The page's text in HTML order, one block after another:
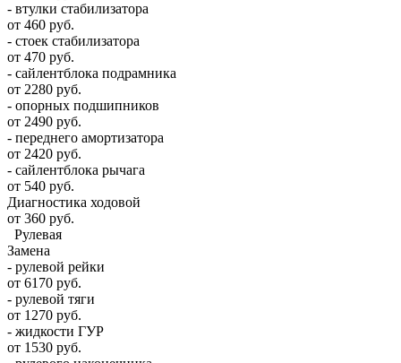
- втулки стабилизатора
от 460 руб.
- стоек стабилизатора
от 470 руб.
- сайлентблока подрамника
от 2280 руб.
- опорных подшипников
от 2490 руб.
- переднего амортизатора
от 2420 руб.
- сайлентблока рычага
от 540 руб.
Диагностика ходовой
от 360 руб.
Рулевая
Замена
- рулевой рейки
от 6170 руб.
- рулевой тяги
от 1270 руб.
- жидкости ГУР
от 1530 руб.